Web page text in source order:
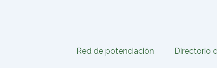
Red de potenciación
Directorio